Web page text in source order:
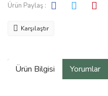
Ürün Paylaş :
Karşılaştır
Ürün Bilgisi Yorumlar